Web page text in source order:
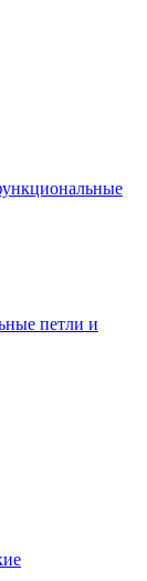
петли и